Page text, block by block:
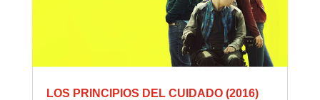
LOS PRINCIPIOS DEL CUIDADO (2016)